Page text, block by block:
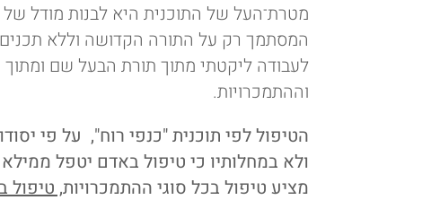
מטרת־העל של התוכנית היא לבנות מודל
המסתמך רק על התורה הקדושה וללא
לעבודה ליקטתי מתוך תורת הבעל שם
וההתמכרויות.
הטיפול לפי תוכנית "כנפי רוח", על פי
ולא במחלותיו כי טיפול באדם יטפל
מציע טיפול בכל סוגי ההתמכרויות, טיפול